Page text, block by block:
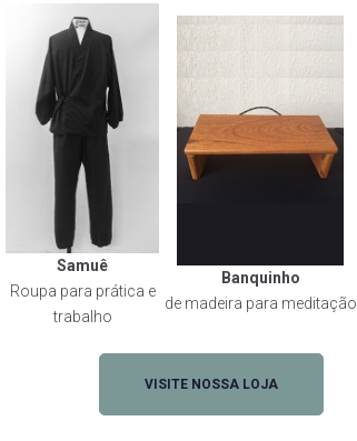
Samuê
Roupa para prática e
trabalho
Banquinho
de madeira para meditação
VISITE NOSSA LOJA